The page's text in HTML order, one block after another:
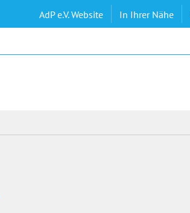
AdP e.V. Website In Ihrer Nähe